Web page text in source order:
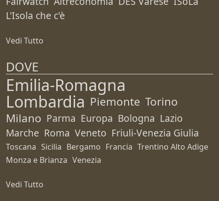
L'Isola che c'è
Vedi Tutto
DOVE
Emilia-Romagna
Lombardia Piemonte Torino
Milano Parma Europa Bologna Lazio
Marche Roma Veneto Friuli-Venezia Giulia
Toscana Sicilia Bergamo Francia Trentino Alto Adige
Monza e Brianza Venezia
Vedi Tutto